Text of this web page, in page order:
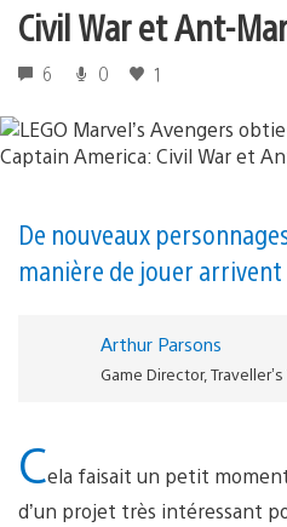
Civil War et Ant-
6 0 1
De nouveaux
manière de jouer
Arthur Parsons
Game Director, Traveller’s
Cela faisait un petit
d’un projet très intéressant